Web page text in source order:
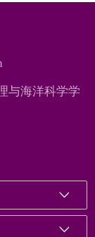
与海洋科学学